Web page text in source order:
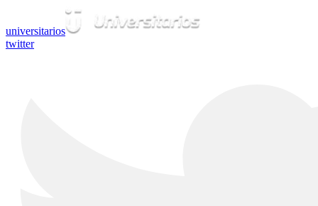
universitarios
twitter